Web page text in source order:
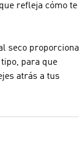
refleja cómo te
seco proporciona
para que
atrás a tus